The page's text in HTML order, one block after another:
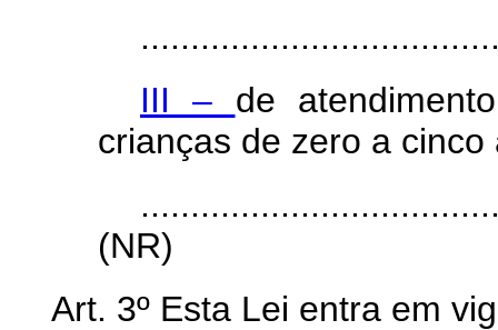
III – de
crianças de zero a
(NR)
Art. 3º Esta Lei entra em